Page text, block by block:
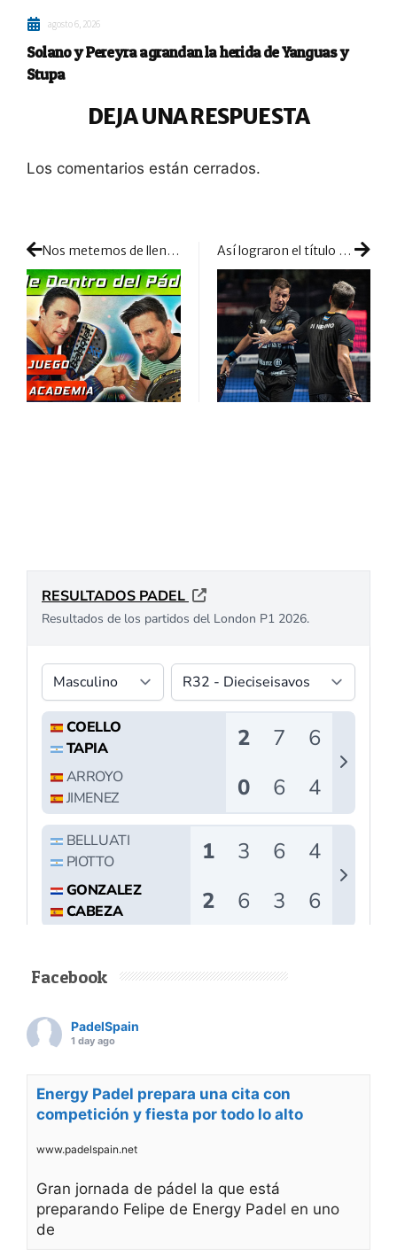
agosto 6, 2026
Solano y Pereyra agrandan la herida de Yanguas y
Stupa
DEJA UNA RESPUESTA
Los comentarios están cerrados.
Nos metemos de lleno en el nuevo proyecto de Matíaz Díaz: el CEPAC Así lograron el título Paquito y Di Nenno conquistar el cielo en La Rural
Facebook
PadelSpain
1 day ago
Energy Padel prepara una cita con
competición y fiesta por todo lo alto
www.padelspain.net
Gran jornada de pádel la que está
preparando Felipe de Energy Padel en uno
de